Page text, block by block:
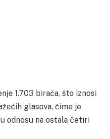
1.703 birača, što iznosi
glasova, čime je
odnosu na ostala četiri